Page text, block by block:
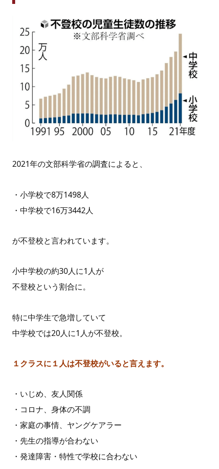
2021年の文部科学省の調査によると、
・小学校で8万1498人
・中学校で16万3442人
が不登校と言われています。
小中学校の約30人に1人が
不登校という割合に。
特に中学生で急増していて
中学校では20人に1人が不登校。
１クラスに１人は不登校がいると言えます。
・いじめ、友人関係
・コロナ、身体の不調
・家庭の事情、ヤングケアラー
・先生の指導が合わない
・発達障害・特性で学校に合わない